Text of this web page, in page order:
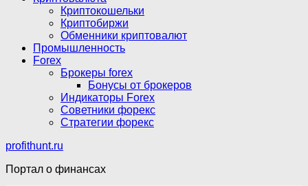
Криптокошельки
Криптобиржи
Обменники криптовалют
Промышленность
Forex
Брокеры forex
Бонусы от брокеров
Индикаторы Forex
Советники форекс
Стратегии форекс
profithunt.ru
Портал о финансах